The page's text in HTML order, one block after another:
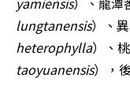
lungtanensis）、
heterophylla）、
taoyuanensis），